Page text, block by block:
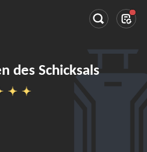
des Schicksals